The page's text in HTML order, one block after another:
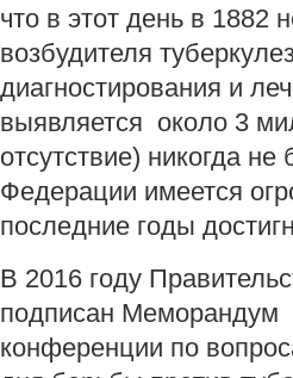
что в этот день в 1882
возбудителя
диагностирования и
выявляется около 3
отсутствие) никогда
Федерации имеется
последние годы
В 2016 году
подписан Меморандум
конференции по